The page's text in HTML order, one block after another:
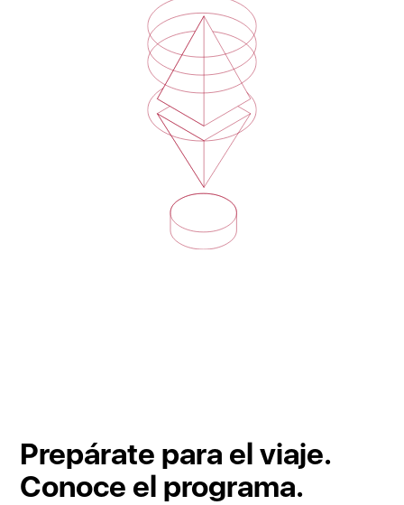
Prepárate para el viaje.
Conoce el programa.